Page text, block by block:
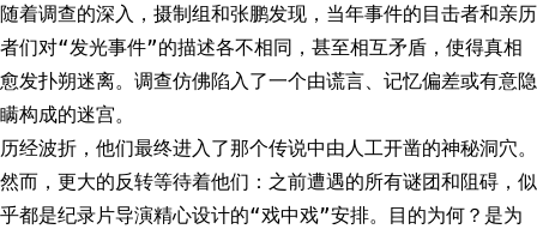
随着调查的深入，摄制组和张鹏发现，当年事件的目击者和亲历
者们对“发光事件”的描述各不相同，甚至相互矛盾，使得真相
愈发扑朔迷离。调查仿佛陷入了一个由谎言、记忆偏差或有意隐
瞒构成的迷宫。
历经波折，他们最终进入了那个传说中由人工开凿的神秘洞穴。
然而，更大的反转等待着他们：之前遭遇的所有谜团和阻碍，似
乎都是纪录片导演精心设计的“戏中戏”安排。目的为何？是为